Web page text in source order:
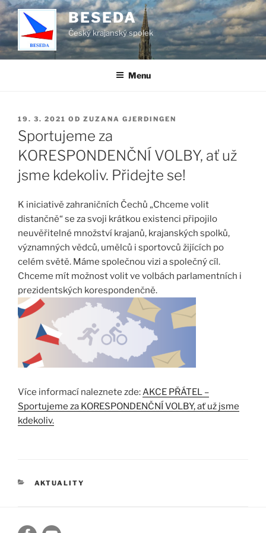
Přejít
k
obsahu
webu
BESEDA
Český krajanský spolek
Menu
PUBLIKOVÁNO
19. 3. 2021 OD ZUZANA GJERDINGEN
Sportujeme za
KORESPONDENČNÍ VOLBY, ať už
jsme kdekoliv. Přidejte se!
K iniciativě zahraničních Čechů „Chceme volit
distančně“ se za svoji krátkou existenci připojilo
neuvěřitelné množství krajanů, krajanských spolků,
významných vědců, umělců i sportovců žijících po
celém světě. Máme společnou vizi a společný cíl.
Chceme mít možnost volit ve volbách parlamentních i
prezidentských korespondenčně.
Více informací naleznete zde:AKCE PŘÁTEL –
Sportujeme za KORESPONDENČNÍ VOLBY, ať už jsme
kdekoliv.
RUBRIKY
AKTUALITY